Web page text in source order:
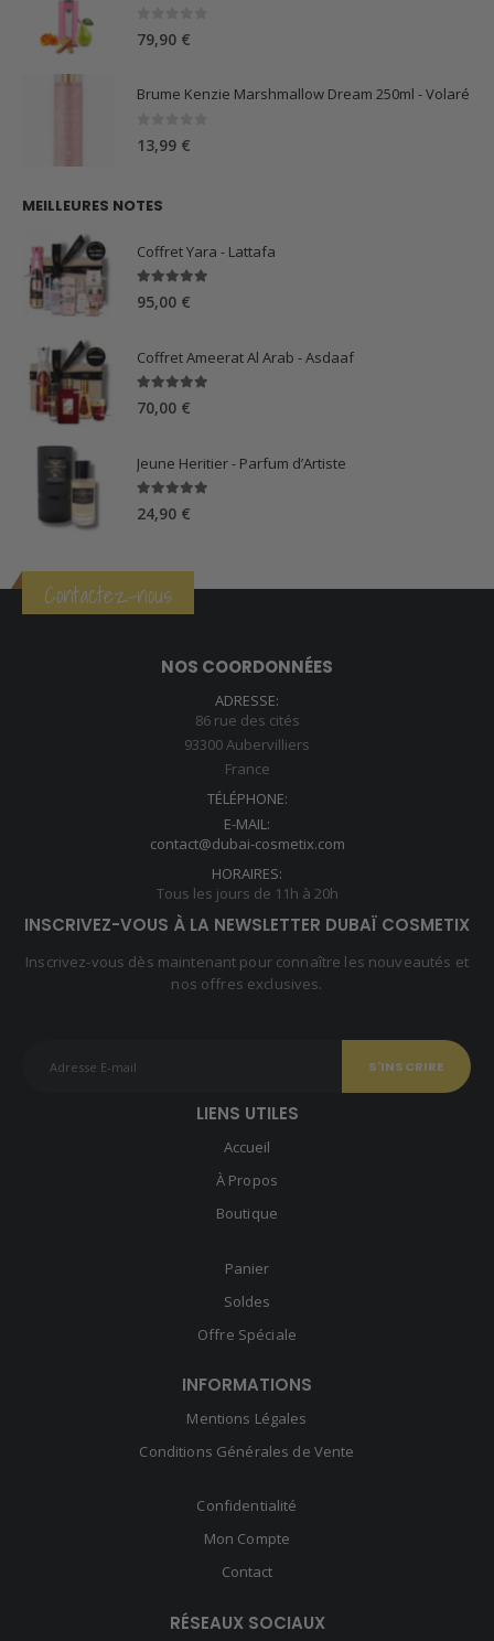
79,90 €
Brume Kenzie Marshmallow Dream 250ml - Volaré
13,99 €
MEILLEURES NOTES
Coffret Yara - Lattafa
5.00sur 5
95,00 €
Coffret Ameerat Al Arab - Asdaaf
5.00sur 5
70,00 €
Jeune Heritier - Parfum d’Artiste
5.00sur 5
24,90 €
Contactez-nous
NOS COORDONNÉES
ADRESSE:
86 rue des cités
93300 Aubervilliers
France
TÉLÉPHONE:
E-MAIL:
contact@dubai-cosmetix.com
HORAIRES:
Tous les jours de 11h à 20h
INSCRIVEZ-VOUS À LA NEWSLETTER DUBAÏ COSMETIX
Inscrivez-vous dès maintenant pour connaître les nouveautés et
nos offres exclusives.
LIENS UTILES
Accueil
À Propos
Boutique
Panier
Soldes
Offre Spéciale
INFORMATIONS
Mentions Légales
Conditions Générales de Vente
Confidentialité
Mon Compte
Contact
RÉSEAUX SOCIAUX